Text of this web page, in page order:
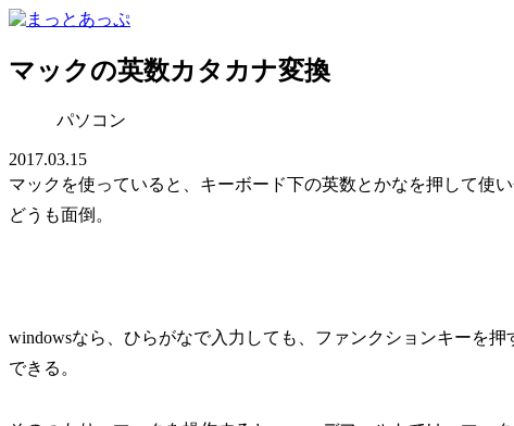
マックの英数カタカナ変換
パソコン
2017.03.15
マックを使っていると、キーボード下の英数とかなを押して使
どうも面倒。
windowsなら、ひらがなで入力しても、ファンクションキーを
できる。